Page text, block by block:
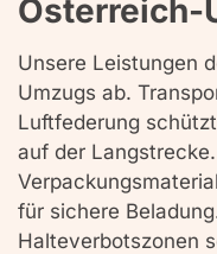
Österreich-
Unsere Leistungen
Umzugs ab.
Luftfederung
auf der
für sichere
Halteverbotszonen